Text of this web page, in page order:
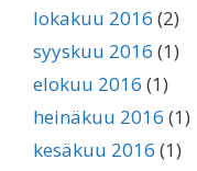
lokakuu 2016 (2)
syyskuu 2016 (1)
elokuu 2016 (1)
heinäkuu 2016 (1)
kesäkuu 2016 (1)